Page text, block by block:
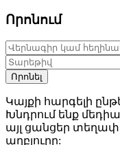
Որոնում
Որոնել
Կայքի հարգելի
Խնդրում ենք
այլ ցանցեր
աղբյուրը: